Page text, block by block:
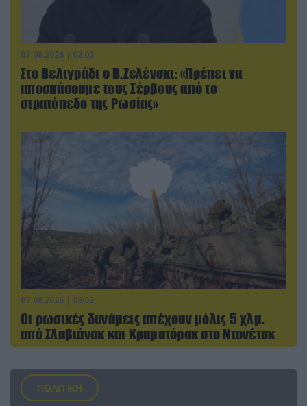
07.08.2026 | 02:02
Στο Βελιγράδι ο Β.Ζελένσκι: «Πρέπει να
αποσπάσουμε τους Σέρβους από το
στρατόπεδο της Ρωσίας»
07.08.2026 | 08:02
Οι ρωσικές δυνάμεις απέχουν μόλις 5 χλμ.
από Σλαβιάνσκ και Κραματόρσκ στο Ντονέτσκ
ΠΟΛΙΤΙΚΗ